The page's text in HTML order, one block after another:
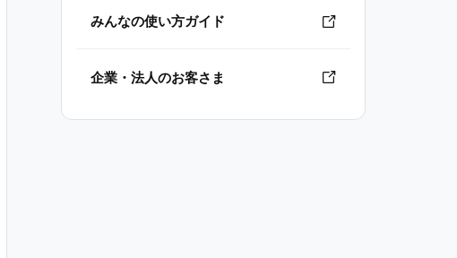
みんなの使い方ガイド
企業・法人のお客さま